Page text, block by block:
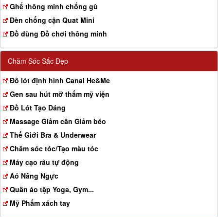
Ghế thông minh chống gù
Đèn chống cận Quat Mini
Đồ dùng Đồ chơi thông minh
Chăm Sóc Sắc Đẹp
Đồ lót định hình Canai He&Me
Gen sau hút mỡ thẩm mỹ viện
Đồ Lót Tạo Dáng
Massage Giảm cân Giảm béo
Thế Giới Bra & Underwear
Chăm sóc tóc/Tạo màu tóc
Máy cạo râu tự động
Aó Nâng Ngực
Quần áo tập Yoga, Gym...
Mỹ Phẩm xách tay